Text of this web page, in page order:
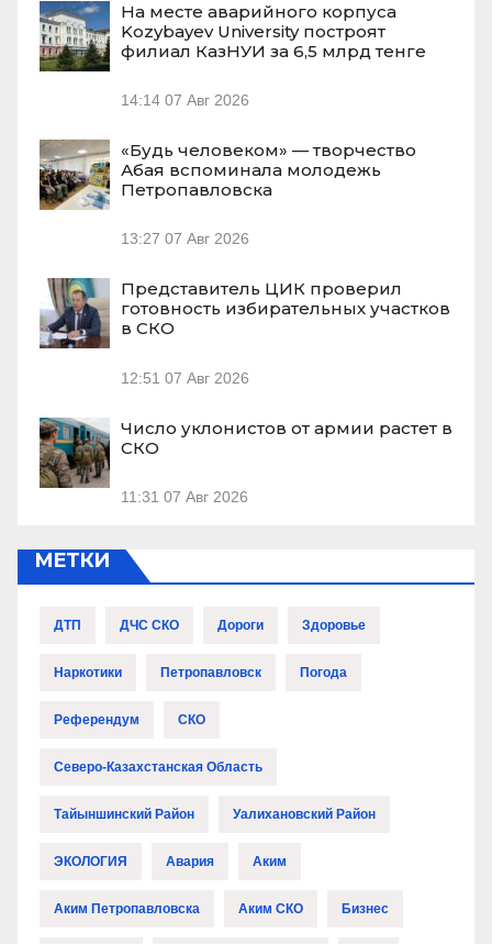
На месте аварийного корпуса
Kozybayev University построят
филиал КазНУИ за 6,5 млрд тенге
14:14 07 Авг 2026
«Будь человеком» — творчество
Абая вспоминала молодежь
Петропавловска
13:27 07 Авг 2026
Представитель ЦИК проверил
готовность избирательных участков
в СКО
12:51 07 Авг 2026
Число уклонистов от армии растет в
СКО
11:31 07 Авг 2026
МЕТКИ
ДТП ДЧС СКО Дороги Здоровье
Наркотики Петропавловск Погода
Референдум СКО
Северо-Казахстанская Область
Тайыншинский Район Уалихановский Район
ЭКОЛОГИЯ Авария Аким
Аким Петропавловска Аким СКО Бизнес